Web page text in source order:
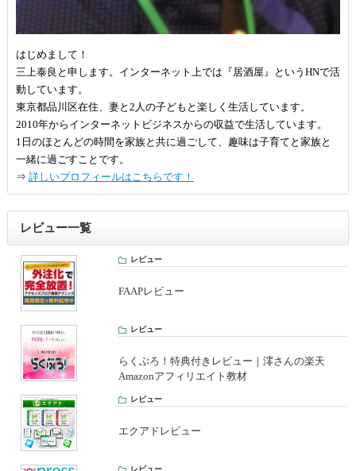
はじめまして！
三上泰良と申します。インターネット上では『居酒屋』というHNで活
動しています。
東京都品川区在住、妻と2人の子どもと楽しく生活しています。
2010年からインターネットビジネスからの収益で生活しています。
1日のほとんどの時間を家族と共に過ごして、趣味は子育てと家族と
一緒に過ごすことです。
⇒ 詳しいプロフィールはこちらです！
レビュー一覧
レビュー
FAAPレビュー
レビュー
らくぶろ！特典付きレビュー｜澪さんの楽天
Amazonアフィリエイト教材
レビュー
エクアドレビュー
レビュー